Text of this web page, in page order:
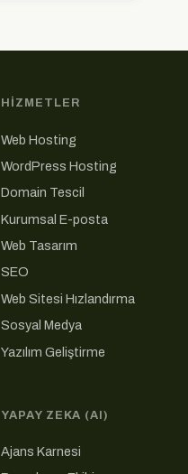
HIZMETLER
Web Hosting
WordPress Hosting
Domain Tescil
Kurumsal E-posta
Web Tasarım
SEO
Web Sitesi Hızlandırma
Sosyal Medya
Yazılım Geliştirme
YAPAY ZEKA (AI)
Ajans Karnesi